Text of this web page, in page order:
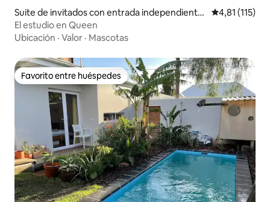
Suite de invitados con entrada independiente
en Greyton
Calificación
4,81 (115)
El estudio en Queen
Ubicación · Valor · Mascotas
Favorito entre huéspedes
Favorito entre huéspedes